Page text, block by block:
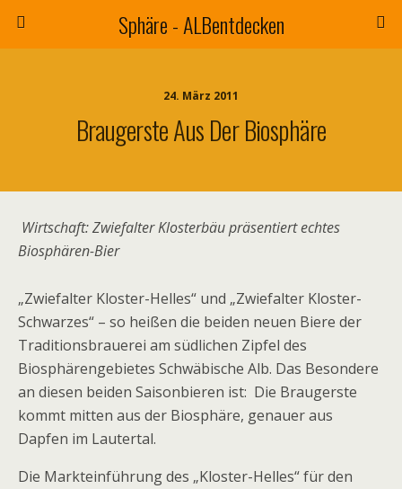
Sphäre - ALBentdecken
24. März 2011
Braugerste Aus Der Biosphäre
Wirtschaft: Zwiefalter Klosterbäu präsentiert echtes
Biosphären-Bier
„Zwiefalter Kloster-Helles“ und „Zwiefalter Kloster-
Schwarzes“ – so heißen die beiden neuen Biere der
Traditionsbrauerei am südlichen Zipfel des
Biosphärengebietes Schwäbische Alb. Das Besondere
an diesen beiden Saisonbieren ist: Die Braugerste
kommt mitten aus der Biosphäre, genauer aus
Dapfen im Lautertal.
Die Markteinführung des „Kloster-Helles“ für den